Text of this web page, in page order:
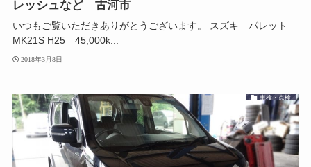
レッシュなど 古河市
いつもご覧いただきありがとうございます。 スズキ パレット
MK21S H25 45,000k...
2018年3月8日
車検・点検